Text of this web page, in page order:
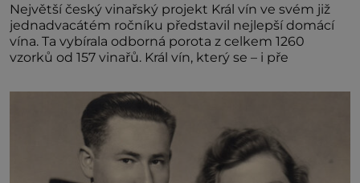
Největší český vinařský projekt Král vín ve svém již
jednadvacátém ročníku představil nejlepší domácí
vína. Ta vybírala odborná porota z celkem 1260
vzorků od 157 vinařů. Král vín, který se – i pře